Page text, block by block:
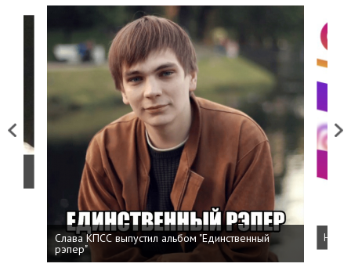
Previous
Слава КПСС выпустил альбом "Единственный
рэпер"
Next